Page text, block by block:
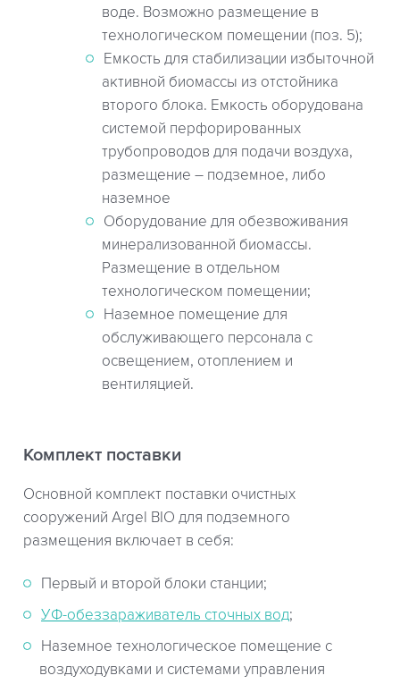
воде. Возможно размещение в
технологическом помещении (поз. 5);
Емкость для стабилизации избыточной
активной биомассы из отстойника
второго блока. Емкость оборудована
системой перфорированных
трубопроводов для подачи воздуха,
размещение – подземное, либо
наземное
Оборудование для обезвоживания
минерализованной биомассы.
Размещение в отдельном
технологическом помещении;
Наземное помещение для
обслуживающего персонала с
освещением, отоплением и
вентиляцией.
Комплект поставки
Основной комплект поставки очистных
сооружений Argel BIO для подземного
размещения включает в себя:
Первый и второй блоки станции;
УФ-обеззараживатель сточных вод;
Наземное технологическое помещение с
воздуходувками и системами управления